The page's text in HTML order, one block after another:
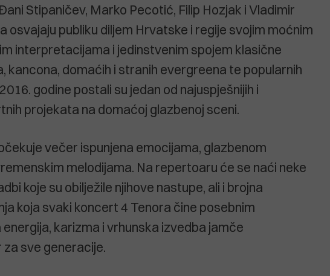
Stipaničev, Marko Pecotić, Filip Hozjak i Vladimir
osvajaju publiku diljem Hrvatske i regije svojim moćnim
interpretacijama i jedinstvenim spojem klasične
kancona, domaćih i stranih evergreena te popularnih
godine postali su jedan od najuspješnijih i
projekata na domaćoj glazbenoj sceni.
večer ispunjena emocijama, glazbenom
melodijama. Na repertoaru će se naći neke
koje su obilježile njihove nastupe, ali i brojna
koja svaki koncert 4 Tenora čine posebnim
energija, karizma i vrhunska izvedba jamče
sve generacije.